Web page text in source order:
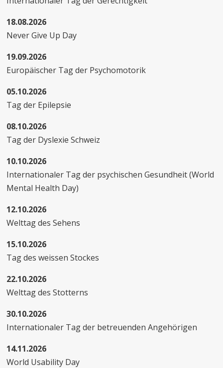
18.08.2026
Never Give Up Day
19.09.2026
Europäischer Tag der Psychomotorik
05.10.2026
Tag der Epilepsie
08.10.2026
Tag der Dyslexie Schweiz
10.10.2026
Internationaler Tag der psychischen Gesundheit (World
Mental Health Day)
12.10.2026
Welttag des Sehens
15.10.2026
Tag des weissen Stockes
22.10.2026
Welttag des Stotterns
30.10.2026
Internationaler Tag der betreuenden Angehörigen
14.11.2026
World Usability Day